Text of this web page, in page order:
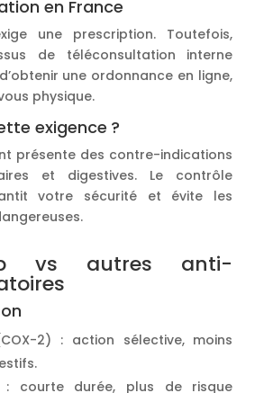
en France
une prescription. Toutefois,
de téléconsultation interne
une ordonnance en ligne,
physique.
exigence ?
présente des contre-indications
et digestives. Le contrôle
votre sécurité et évite les
vs autres anti-
2) : action sélective, moins
: courte durée, plus de risque